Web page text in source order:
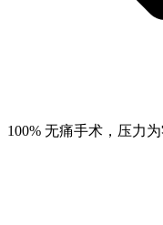
100% 无痛手术，压力为